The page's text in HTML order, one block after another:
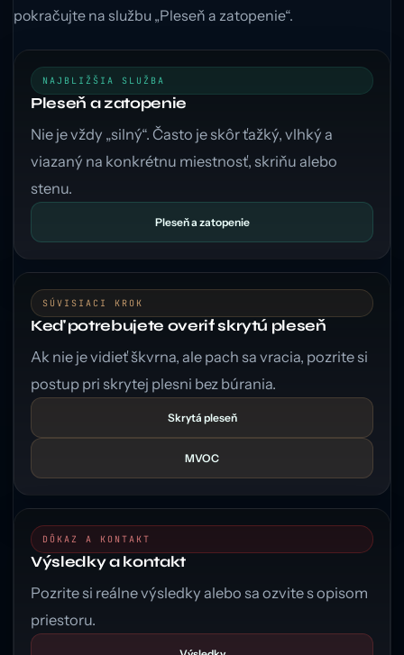
pokračujte na službu „Pleseň a zatopenie“.
NAJBLIŽŠIA SLUŽBA
Pleseň a zatopenie
Nie je vždy „silný“. Často je skôr ťažký, vlhký a
viazaný na konkrétnu miestnosť, skriňu alebo
stenu.
Pleseň a zatopenie
SÚVISIACI KROK
Keď potrebujete overiť skrytú pleseň
Ak nie je vidieť škvrna, ale pach sa vracia, pozrite si
postup pri skrytej plesni bez búrania.
Skrytá pleseň
MVOC
DÔKAZ A KONTAKT
Výsledky a kontakt
Pozrite si reálne výsledky alebo sa ozvite s opisom
priestoru.